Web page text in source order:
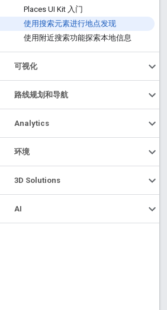
Places UI Kit 入门
使用搜索元素进行地点发现
使用附近搜索功能探索本地信息
可视化
路线规划和导航
Analytics
环境
3D Solutions
AI